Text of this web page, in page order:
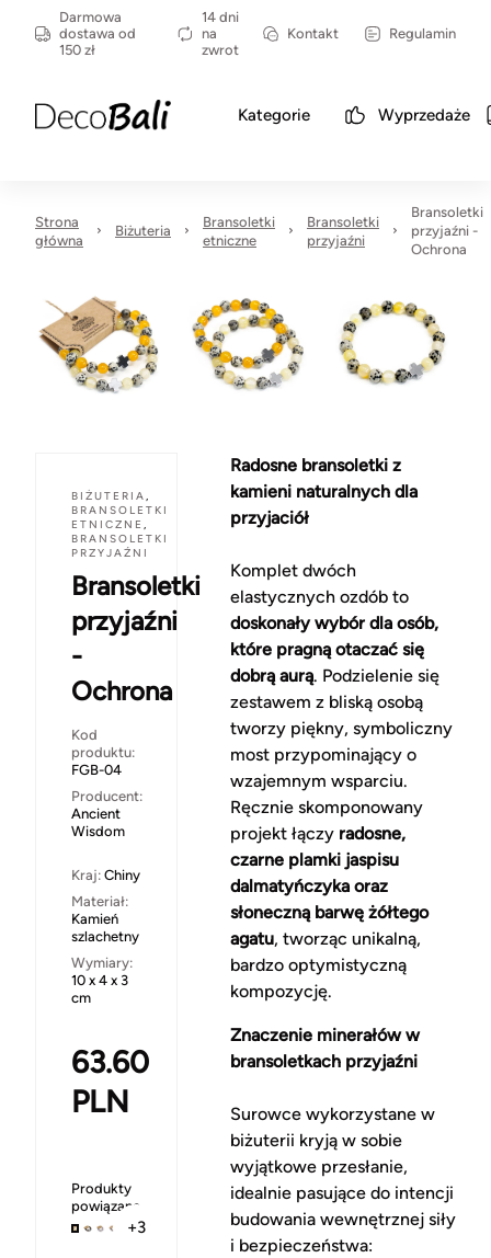
Darmowa
dostawa od
150 zł
14 dni
na
zwrot
Kontakt Regulamin
Kategorie Wyprzedaże
Strona
główna
Biżuteria
Bransoletki
etniczne
Bransoletki
przyjaźni
Bransoletki
przyjaźni -
Ochrona
BIŻUTERIA,
BRANSOLETKI
ETNICZNE ,
BRANSOLETKI
PRZYJAŹNI
Bransoletki
przyjaźni
-
Ochrona
Kod
produktu:
FGB-04
Producent:
Ancient
Wisdom
Kraj: Chiny
Materiał:
Kamień
szlachetny
Wymiary:
10 x 4 x 3
cm
63.60
PLN
Produkty
powiązane
+3
Radosne bransoletki z
kamieni naturalnych dla
przyjaciół
Komplet dwóch
elastycznych ozdób to
doskonały wybór dla osób,
które pragną otaczać się
dobrą aurą. Podzielenie się
zestawem z bliską osobą
tworzy piękny, symboliczny
most przypominający o
wzajemnym wsparciu.
Ręcznie skomponowany
projekt łączy radosne,
czarne plamki jaspisu
dalmatyńczyka oraz
słoneczną barwę żółtego
agatu, tworząc unikalną,
bardzo optymistyczną
kompozycję.
Znaczenie minerałów w
bransoletkach przyjaźni
Surowce wykorzystane w
biżuterii kryją w sobie
wyjątkowe przesłanie,
idealnie pasujące do intencji
budowania wewnętrznej siły
i bezpieczeństwa: